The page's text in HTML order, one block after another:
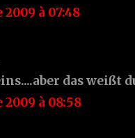
à 07:48
das weißt
2009 à 08:58